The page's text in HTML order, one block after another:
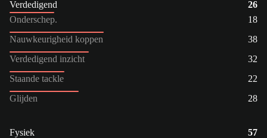
Verdedigend
26
Onderschep.
18
Nauwkeurigheid koppen
38
Verdedigend inzicht
32
Staande tackle
22
Glijden
28
Fysiek
57